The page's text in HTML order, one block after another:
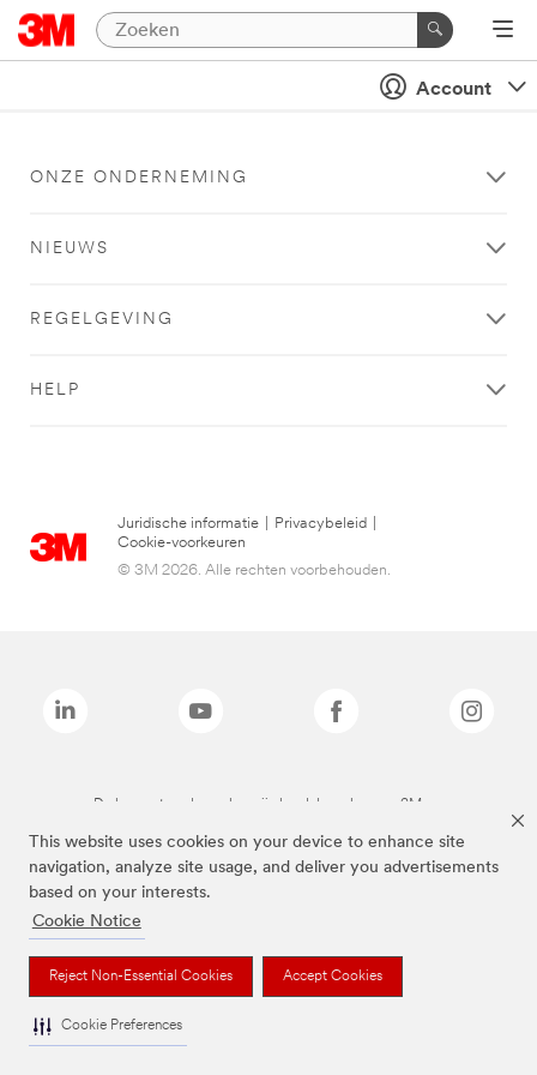
This website uses cookies on your device to enhance site
navigation, analyze site usage, and deliver you advertisements
based on your interests.
Cookie Notice
Reject Non-Essential Cookies Accept Cookies
Cookie Preferences
Account
ONZE ONDERNEMING
NIEUWS
REGELGEVING
HELP
Juridische informatie Privacybeleid
Cookie-voorkeuren
© 3M 2026. Alle rechten voorbehouden.
De bovenstaande merken zijn handelsmerken van 3M.we